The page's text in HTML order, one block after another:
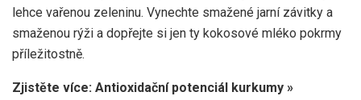
lehce vařenou zeleninu. Vynechte smažené jarní závitky a
smaženou rýži a dopřejte si jen ty kokosové mléko pokrmy
příležitostně.
Zjistěte více: Antioxidační potenciál kurkumy »